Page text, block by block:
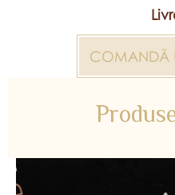
COMANDĂ